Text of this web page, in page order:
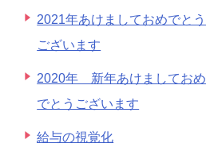
2021年あけましておめでとう
ございます
2020年 新年あけましておめ
でとうございます
給与の視覚化